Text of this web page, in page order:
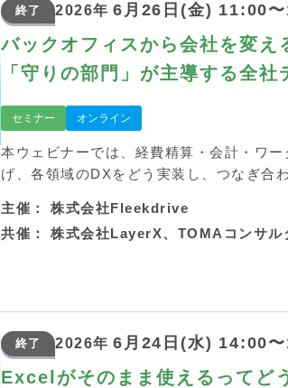
終了 2026年 6月26日(金) 11:00
バックオフィスから会社を変え
「守りの部門」が主導する全
セミナー オンライン
本ウェビナーでは、経費精算・会計・ワ
げ、各領域のDXをどう実装し、つなぎ合
主催：
株式会社Fleekdrive
共催：
株式会社LayerX、TOMAコンサル
終了 2026年 6月24日(水) 14:00
Excelがそのまま使えるってど